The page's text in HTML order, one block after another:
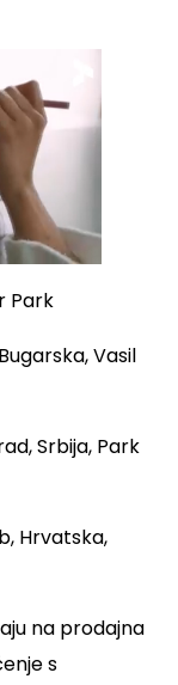
Park
Vasil
Srbija, Park
Hrvatska,
na prodajna
s